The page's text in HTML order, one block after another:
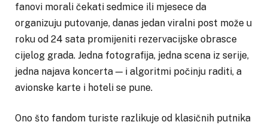
fanovi morali čekati sedmice ili mjesece da
organizuju putovanje, danas jedan viralni post može u
roku od 24 sata promijeniti rezervacijske obrasce
cijelog grada. Jedna fotografija, jedna scena iz serije,
jedna najava koncerta — i algoritmi počinju raditi, a
avionske karte i hoteli se pune.
Ono što fandom turiste razlikuje od klasičnih putnika